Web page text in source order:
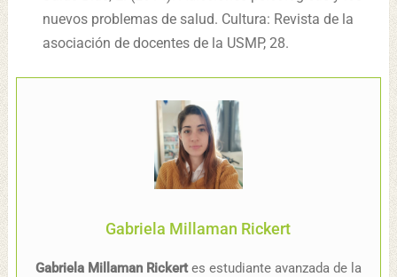
nuevos problemas de salud. Cultura: Revista de la
asociación de docentes de la USMP, 28.
Gabriela Millaman Rickert
Gabriela Millaman Rickertes estudiante avanzada de la